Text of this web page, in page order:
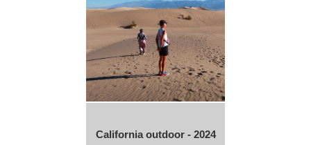
California outdoor - 2024